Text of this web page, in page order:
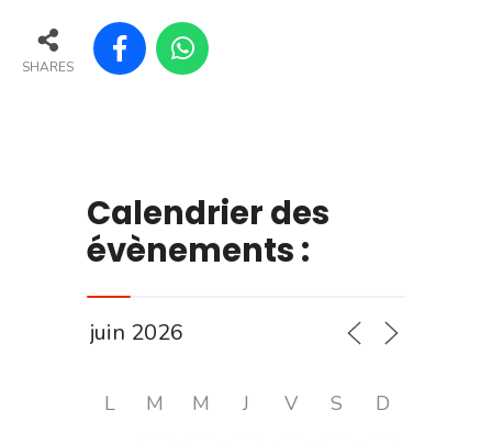
SHARES
Calendrier des
évènements :
L M M J V S D